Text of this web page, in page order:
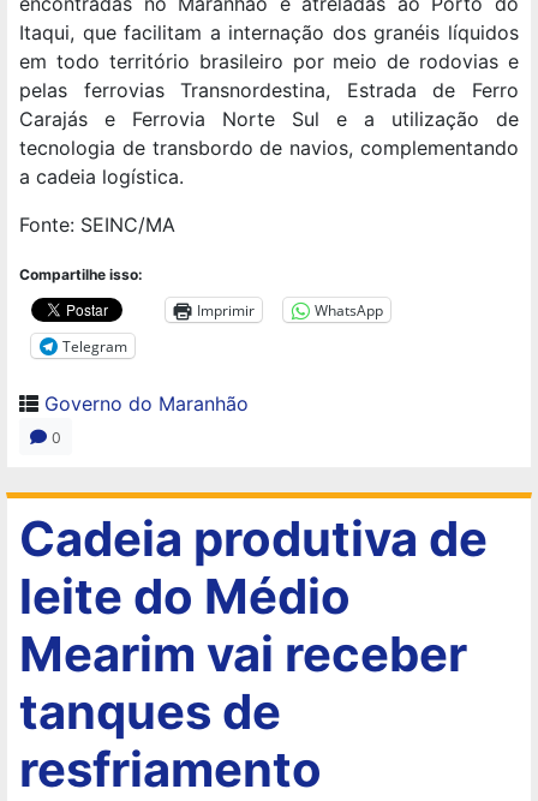
Itaqui, que facilitam a internação dos granéis líquidos
em todo território brasileiro por meio de rodovias e
pelas ferrovias Transnordestina, Estrada de Ferro
Carajás e Ferrovia Norte Sul e a utilização de
tecnologia de transbordo de navios, complementando
a cadeia logística.
Fonte: SEINC/MA
Compartilhe isso:
Imprimir
WhatsApp
Telegram
Governo do Maranhão
0
Cadeia produtiva de
leite do Médio
Mearim vai receber
tanques de
resfriamento